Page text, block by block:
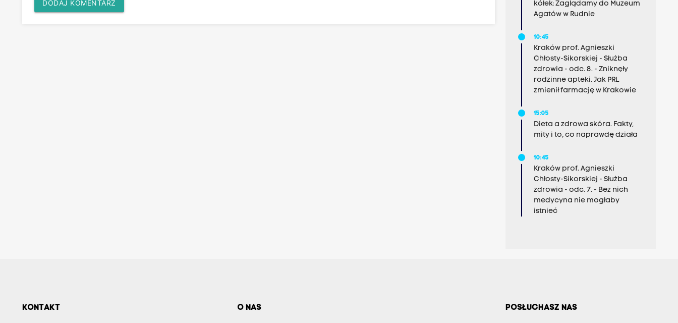
DODAJ KOMENTARZ
kółek: Zaglądamy do Muzeum
Agatów w Rudnie
10:45
Kraków prof. Agnieszki
Chłosty-Sikorskiej - Służba
zdrowia - odc. 8. - Zniknęły
rodzinne apteki. Jak PRL
zmienił farmację w Krakowie
15:05
Dieta a zdrowa skóra. Fakty,
mity i to, co naprawdę działa
10:45
Kraków prof. Agnieszki
Chłosty-Sikorskiej - Służba
zdrowia - odc. 7. - Bez nich
medycyna nie mogłaby
istnieć
KONTAKT O NAS POSŁUCHASZ NAS